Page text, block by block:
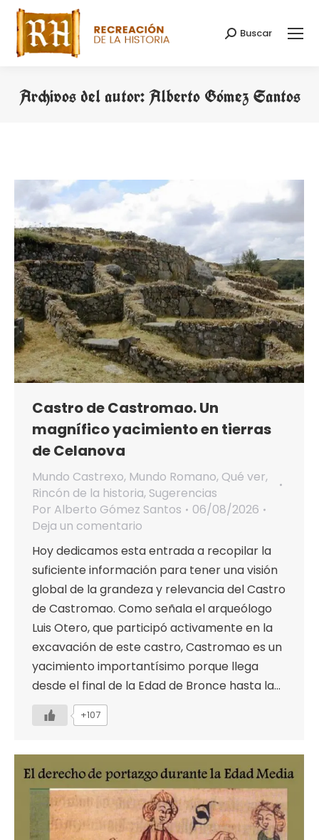
Buscar:
Buscar
Archivos del autor:Alberto Gómez Santos
Castro de Castromao. Un
magnífico yacimiento en tierras
de Celanova
Mundo Castrexo, Mundo Romano, Qué ver,
Rincón de la historia, Sugerencias
Por Alberto Gómez Santos
06/08/2026
Deja un comentario
Hoy dedicamos esta entrada a recopilar la
suficiente información para tener una visión
global de la grandeza y relevancia del Castro
de Castromao. Como señala el arqueólogo
Luis Otero, que participó activamente en la
excavación de este castro, Castromao es un
yacimiento importantísimo porque llega
desde el final de la Edad de Bronce hasta la…
+107